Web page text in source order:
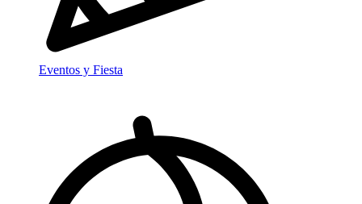
Eventos y Fiesta